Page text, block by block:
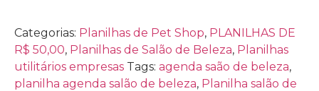
Categorias: Planilhas de Pet Shop, PLANILHAS DE
R$ 50,00, Planilhas de Salão de Beleza, Planilhas
utilitários empresas Tags: agenda saão de beleza,
planilha agenda salão de beleza, Planilha salão de